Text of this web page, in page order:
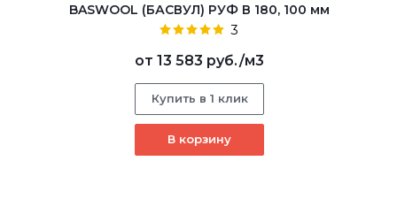
BASWOOL (БАСВУЛ) РУФ В 180, 100 мм
3
от 13 583 руб./м3
Купить в 1 клик
В корзину